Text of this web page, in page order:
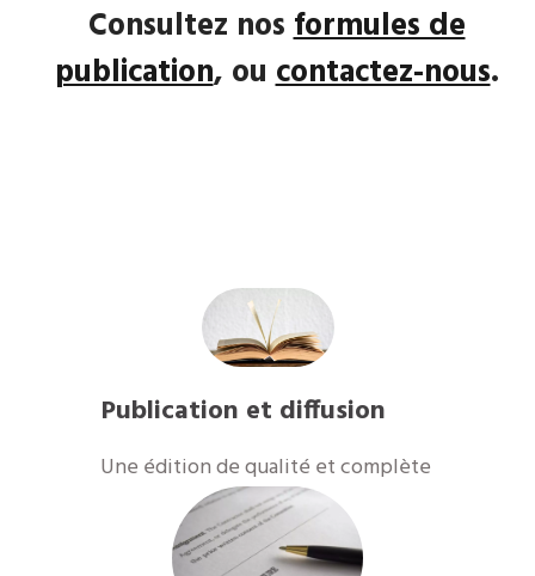
Consultez nosformules de
publication, oucontactez-nous.
Publication et diffusion
​Une édition de qualité et complète